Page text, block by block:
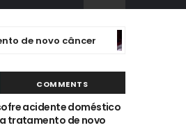
câncer ALAGOINAHAS E
COMMENTS
acidente doméstico
tratamento de novo